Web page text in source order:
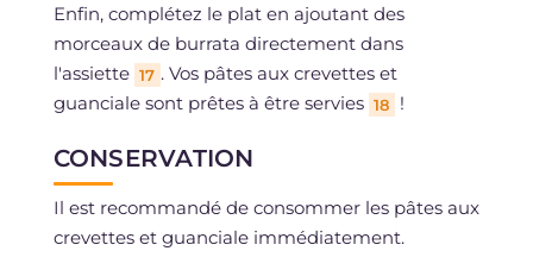
Enfin, complétez le plat en ajoutant des
morceaux de burrata directement dans
l'assiette 17 . Vos pâtes aux crevettes et
guanciale sont prêtes à être servies 18 !
CONSERVATION
Il est recommandé de consommer les pâtes aux
crevettes et guanciale immédiatement.